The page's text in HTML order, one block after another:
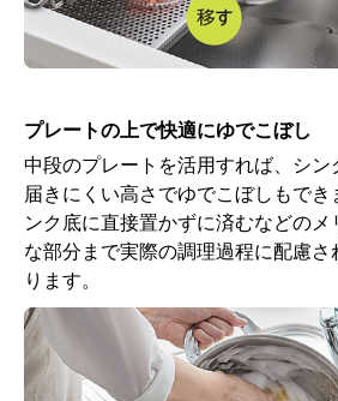
プレートの上で快適にゆでこぼし
中段のプレートを活用すれば、シン
届きにくい高さでゆでこぼしもで
ンク底に直接置かずに済むなどの
な部分まで実際の調理過程に配慮
ります。